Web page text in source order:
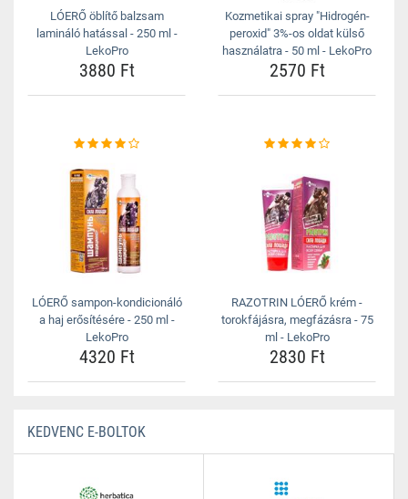
LÓERŐ öblítő balzsam
lamináló hatással - 250 ml -
LekoPro
3880 Ft
Kozmetikai spray "Hidrogén-
peroxid" 3%-os oldat külső
használatra - 50 ml - LekoPro
2570 Ft
LÓERŐ sampon-kondicionáló
a haj erősítésére - 250 ml -
LekoPro
4320 Ft
RAZOTRIN LÓERŐ krém -
torokfájásra, megfázásra - 75
ml - LekoPro
2830 Ft
KEDVENC E-BOLTOK